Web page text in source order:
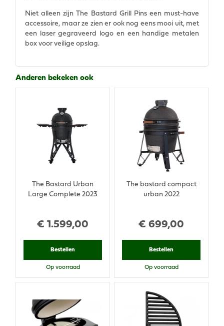
Niet alleen zijn The Bastard Grill Pins een must-have
accessoire, maar ze zien er ook nog eens mooi uit, met
een laser gegraveerd logo en een handige metalen
box voor veilige opslag.
Anderen bekeken ook
€ 1.599,00
The Bastard Urban
Large Complete 2023
Bestellen
Op voorraad
€ 699,00
The bastard compact
urban 2022
Bestellen
Op voorraad